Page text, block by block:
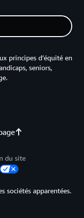
principes d’équité en
seniors,
du site
sociétés apparentées.